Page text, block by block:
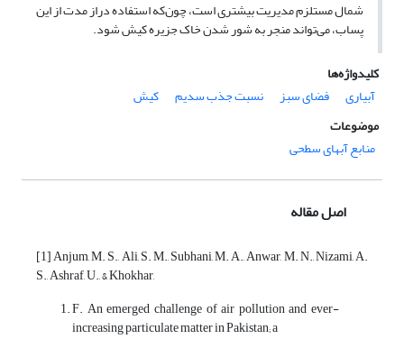
شمال مستلزم مدیریت بیشتری است، چون‌که استفاده دراز مدت از این
پساب، می‌تواند منجر به شور شدن خاک جزیره کیش شود.
کلیدواژه‌ها
آبیاری
فضای سبز نسبت جذب سدیم
کیش
موضوعات
منابع آبهای سطحی
اصل مقاله
[1] Anjum, M. S., Ali, S. M., Subhani, M. A., Anwar, M. N., Nizami, A.
S., Ashraf, U., & Khokhar,
F. An emerged challenge of air pollution and ever-
increasing particulate matter in Pakistan; a